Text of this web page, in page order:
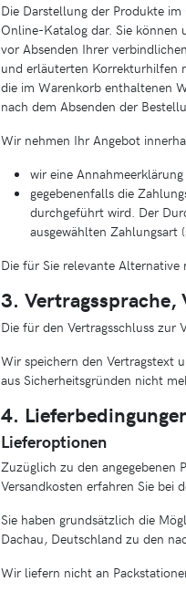
Die Darstellung der Produkte
Online-Katalog dar. Sie können
vor Absenden Ihrer
und erläuterten Korrekturhilfen
die im Warenkorb enthaltenen
nach dem Absenden der
Wir nehmen Ihr Angebot
wir eine
gegebenenfalls die
durchgeführt wird. Der
ausgewählten Zahlungsart
Die für Sie relevante
3. Vertragssprache,
Die für den Vertragsschluss zur
Wir speichern den Vertragstext
aus Sicherheitsgründen nicht
4.
Lieferoptionen
Zuzüglich zu den angegebenen
Versandkosten erfahren Sie bei
Sie haben grundsätzlich die
Dachau, Deutschland zu den
Wir liefern nicht an